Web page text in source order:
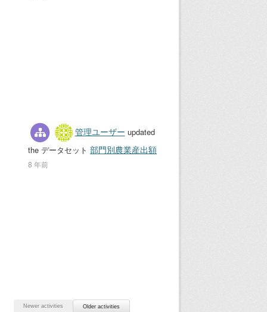
管理ユーザー updated
the データセット部門別農業産出額
8 年前
Newer activities Older activities